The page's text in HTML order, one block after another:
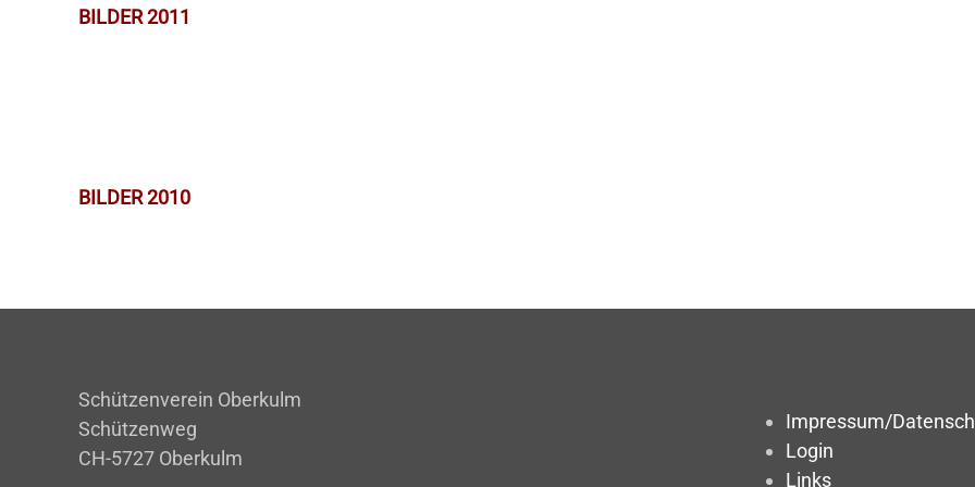
BILDER 2011
BILDER 2010
Schützenverein Oberkulm
Schützenweg
CH-5727 Oberkulm
Impressum/
Login
Links